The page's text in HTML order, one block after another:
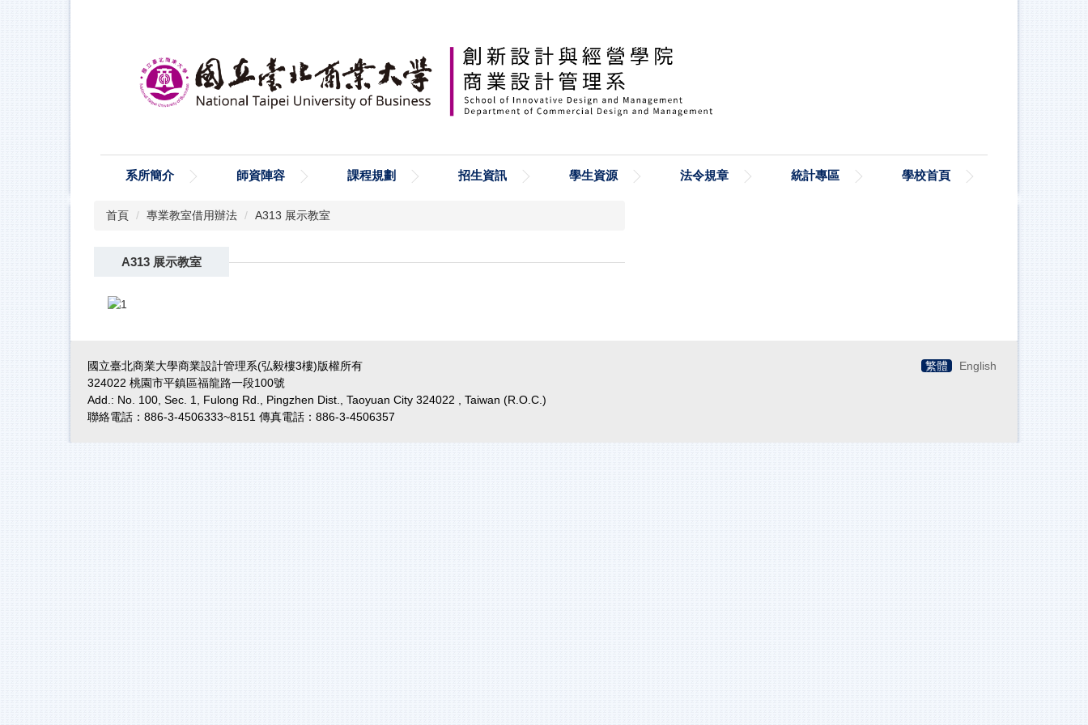
系所簡介 師資陣容 課程規劃 招生資訊 學生資源 法令規章 統計專區 學校首頁
首頁 專業教室借用辦法 A313 展示教室
A313 展示教室
繁體 English
國立臺北商業大學商業設計管理系(弘毅樓3樓)版權所有
324022 桃園市平鎮區福龍路一段100號
Add.: No. 100, Sec. 1, Fulong Rd., Pingzhen Dist., Taoyuan City 324022 , Taiwan (R.O.C.)
聯絡電話：886-3-4506333~8151 傳真電話：886-3-4506357